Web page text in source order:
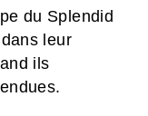
du Splendid
leur
ils